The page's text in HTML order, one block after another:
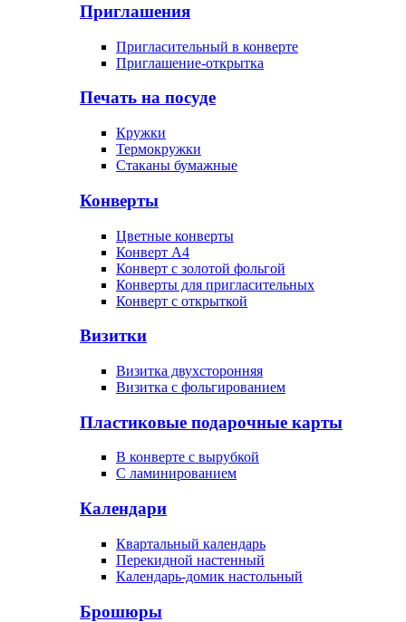
Приглашения
Пригласительный в конверте
Приглашение-открытка
Печать на посуде
Кружки
Термокружки
Стаканы бумажные
Конверты
Цветные конверты
Конверт А4
Конверт с золотой фольгой
Конверты для пригласительных
Конверт с открыткой
Визитки
Визитка двухсторонняя
Визитка с фольгированием
Пластиковые подарочные карты
В конверте с вырубкой
С ламинированием
Календари
Квартальный календарь
Перекидной настенный
Календарь-домик настольный
Брошюры